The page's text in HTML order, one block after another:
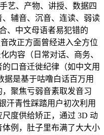
艺、产物、讲授、数据四
辅音、沉音、连读、弱读
、中文母语者易犯错的
改正方面曾经进入全方位
内容（日常对话、商务、
口音迁徙纪律（如中文用
据是基于咕噜白话百万用
聚焦亏弱音素取发音习
汗青性踩踏用户初次利用
度供给矫正，通过 3D 动
例，肚子里布满了大大小